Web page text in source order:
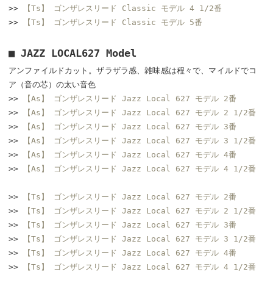
>>
【Ts】 ゴンザレスリード Classic モデル 4 1/2番
>>
【Ts】 ゴンザレスリード Classic モデル 5番
■ JAZZ LOCAL627 Model
アンファイルドカット。ザラザラ感、雑味感は程々で、マイルドでコ
ア（音の芯）の太い音色
>>
【As】 ゴンザレスリード Jazz Local 627 モデル 2番
>>
【As】 ゴンザレスリード Jazz Local 627 モデル 2 1/2番
>>
【As】 ゴンザレスリード Jazz Local 627 モデル 3番
>>
【As】 ゴンザレスリード Jazz Local 627 モデル 3 1/2番
>>
【As】 ゴンザレスリード Jazz Local 627 モデル 4番
>>
【As】 ゴンザレスリード Jazz Local 627 モデル 4 1/2番
>>
【Ts】 ゴンザレスリード Jazz Local 627 モデル 2番
>>
【Ts】 ゴンザレスリード Jazz Local 627 モデル 2 1/2番
>>
【Ts】 ゴンザレスリード Jazz Local 627 モデル 3番
>>
【Ts】 ゴンザレスリード Jazz Local 627 モデル 3 1/2番
>>
【Ts】 ゴンザレスリード Jazz Local 627 モデル 4番
>>
【Ts】 ゴンザレスリード Jazz Local 627 モデル 4 1/2番